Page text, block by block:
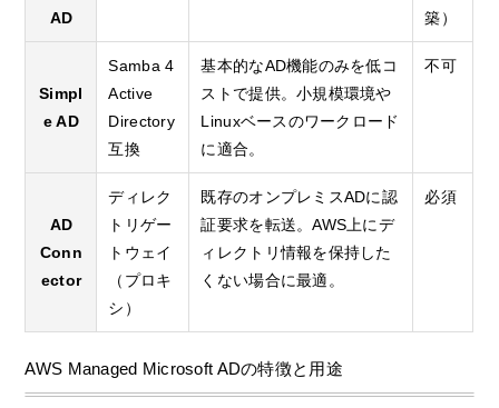
AD
築）
Simpl
e AD
Samba 4
Active
Directory
互換
基本的なAD機能のみを低コ
ストで提供。小規模環境や
Linuxベースのワークロード
に適合。
不可
AD
Conn
ector
ディレク
トリゲー
トウェイ
（プロキ
シ）
既存のオンプレミスADに認
証要求を転送。AWS上にデ
ィレクトリ情報を保持した
くない場合に最適。
必須
AWS Managed Microsoft ADの特徴と用途